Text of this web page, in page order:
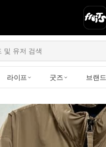
및 유저 검색
라이프 굿즈 브랜드